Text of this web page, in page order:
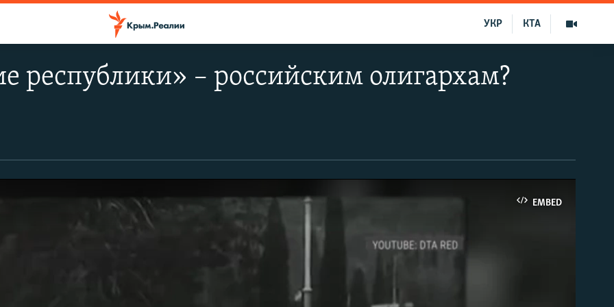
КТА
УКР
республики» – российским олигархам?
EMBED